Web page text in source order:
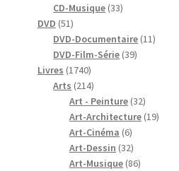
CD-Musique 3333
DVD 5151
produits
DVD-Documentaire 1111
DVD-Film-Série 3939
Livres 17401740
produits
Arts 214214
produits
Art - Peinture 3232
produits
Art-Architecture 1919
Art-Cinéma 66
produits
Art-Dessin 3232
produits
Art-Musique 8686